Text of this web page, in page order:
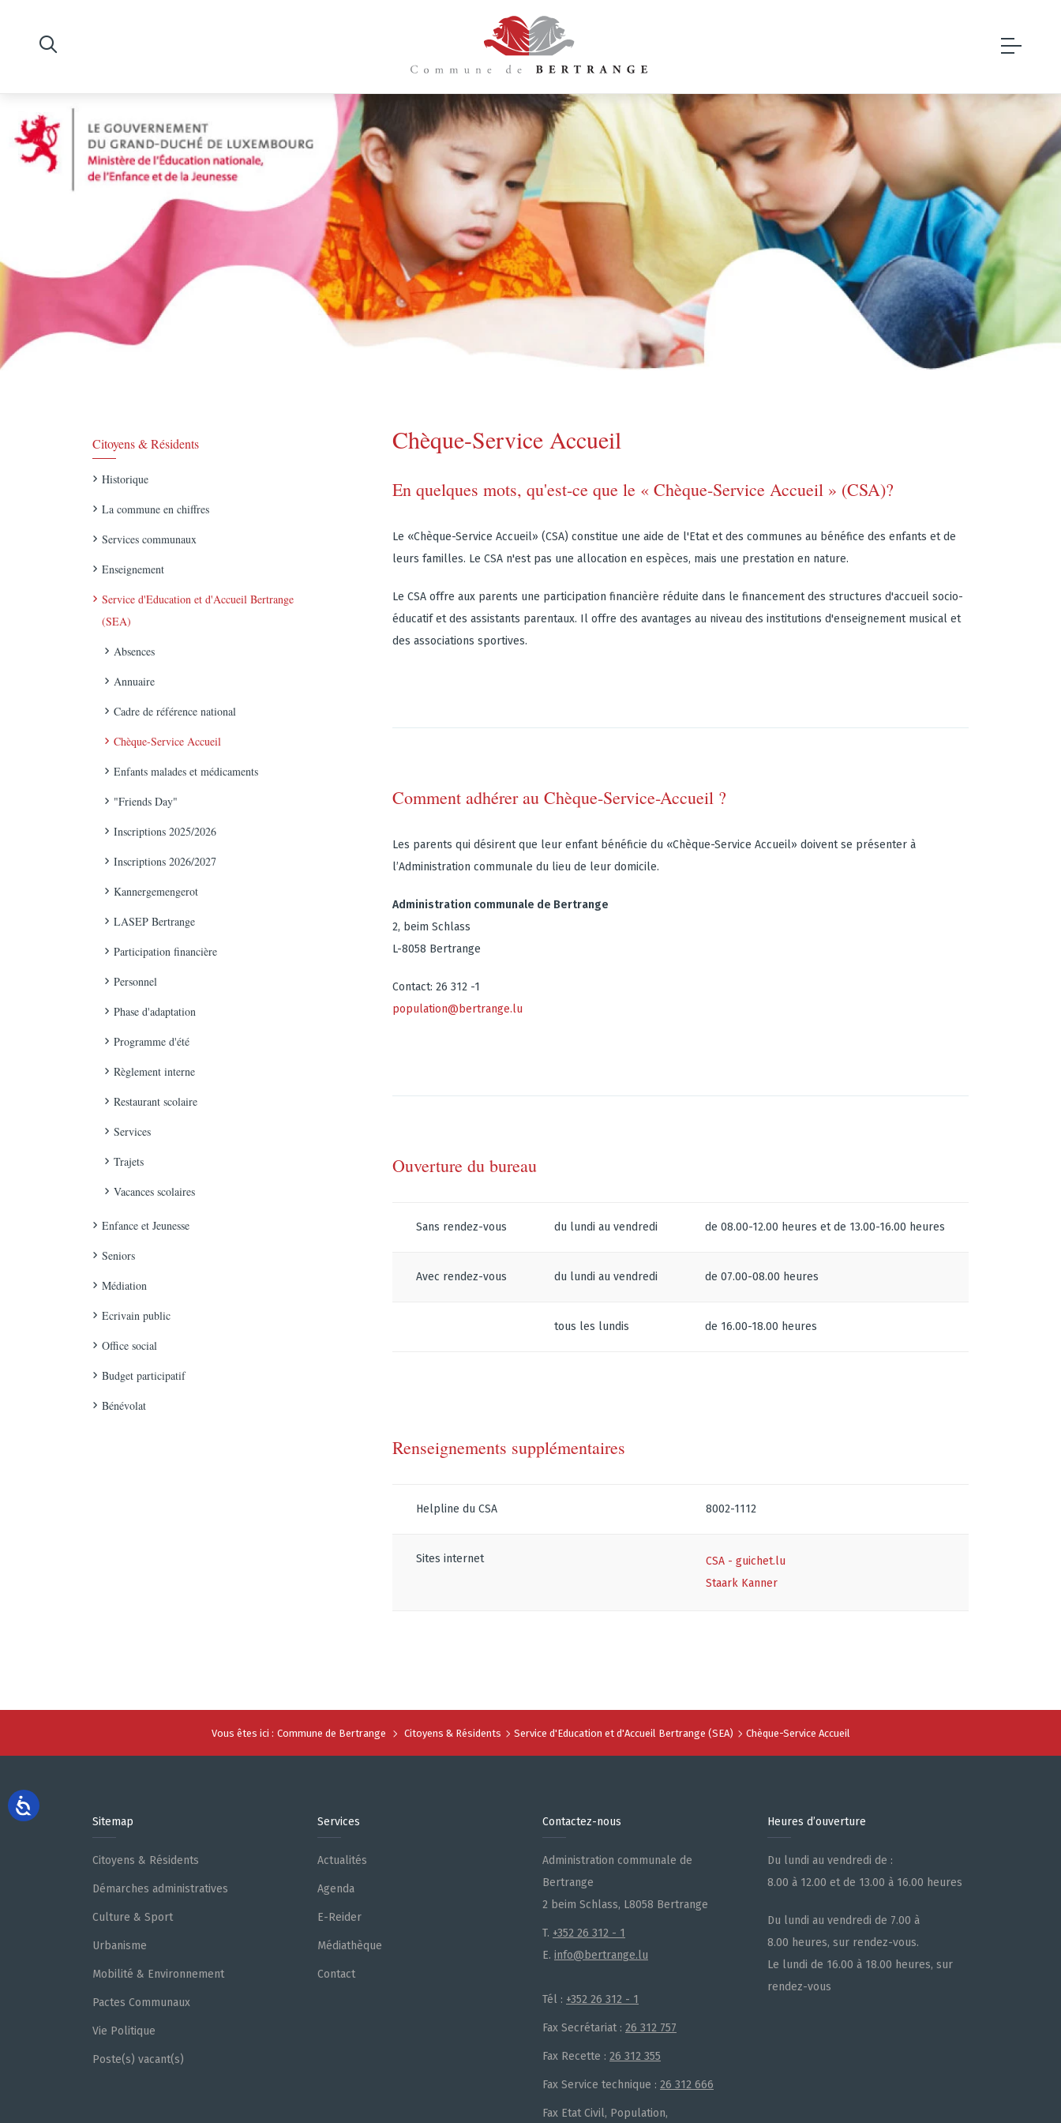
Citoyens & Résidents
Historique
La commune en chiffres
Services communaux
Enseignement
Service d'Education et d'Accueil Bertrange
(SEA)
Absences
Annuaire
Cadre de référence national
Chèque-Service Accueil
Enfants malades et médicaments
"Friends Day"
Inscriptions 2025/2026
Inscriptions 2026/2027
Kannergemengerot
LASEP Bertrange
Participation financière
Personnel
Phase d'adaptation
Programme d'été
Règlement interne
Restaurant scolaire
Services
Trajets
Vacances scolaires
Enfance et Jeunesse
Seniors
Médiation
Ecrivain public
Office social
Budget participatif
Bénévolat
Chèque-Service Accueil
En quelques mots, qu'est-ce que le « Chèque-Service Accueil » (CSA)?
Le «Chèque-Service Accueil» (CSA) constitue une aide de l'Etat et des communes au bénéfice des enfants et de
leurs familles. Le CSA n'est pas une allocation en espèces, mais une prestation en nature.
Le CSA offre aux parents une participation financière réduite dans le financement des structures d'accueil socio-
éducatif et des assistants parentaux. Il offre des avantages au niveau des institutions d'enseignement musical et
des associations sportives.
Comment adhérer au Chèque-Service-Accueil ?
Les parents qui désirent que leur enfant bénéficie du «Chèque-Service Accueil» doivent se présenter à
l’Administration communale du lieu de leur domicile.
Administration communale de Bertrange
2, beim Schlass
L-8058 Bertrange
Contact: 26 312 -1
population@bertrange.lu
Ouverture du bureau
Sans rendez-vous du lundi au vendredi de 08.00-12.00 heures et de 13.00-16.00 heures
Avec rendez-vous du lundi au vendredi de 07.00-08.00 heures
tous les lundis de 16.00-18.00 heures
Renseignements supplémentaires
Helpline du CSA 8002-1112
Sites internet
CSA - guichet.lu
Staark Kanner
Vous êtes ici : Commune de Bertrange Citoyens & Résidents Service d'Education et d'Accueil Bertrange (SEA) Chèque-Service Accueil
Sitemap
Citoyens & Résidents
Démarches administratives
Culture & Sport
Urbanisme
Mobilité & Environnement
Pactes Communaux
Vie Politique
Poste(s) vacant(s)
Services
Actualités
Agenda
E-Reider
Médiathèque
Contact
Contactez-nous
Administration communale de
Bertrange
2 beim Schlass, L8058 Bertrange
T. +352 26 312 - 1
E. info@bertrange.lu
Tél : +352 26 312 - 1
Fax Secrétariat : 26 312 757
Fax Recette : 26 312 355
Fax Service technique : 26 312 666
Fax Etat Civil, Population,
Heures d’ouverture
Du lundi au vendredi de :
8.00 à 12.00 et de 13.00 à 16.00 heures
Du lundi au vendredi de 7.00 à
8.00 heures, sur rendez-vous.
Le lundi de 16.00 à 18.00 heures, sur
rendez-vous